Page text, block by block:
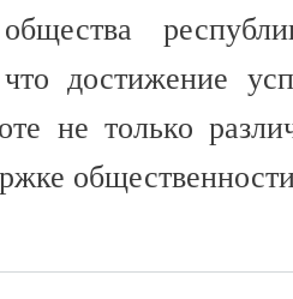
что достижение
не только